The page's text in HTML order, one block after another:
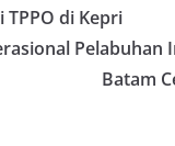
TPPO di Kepri
Pelabuhan
Batam